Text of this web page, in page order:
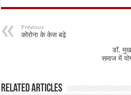
e
b
o
at
sA
p
ai ar
Previous
कोरोना के केस बढ़े
डॉ.
समाज में
Related Articles